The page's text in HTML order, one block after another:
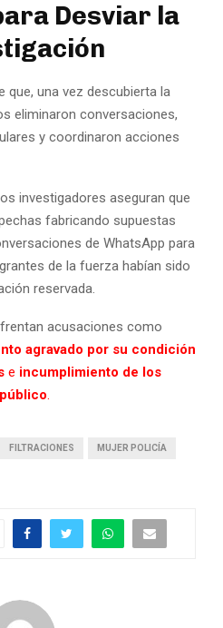
Desviar la
que, una vez descubierta la
eliminaron conversaciones,
y coordinaron acciones
investigadores aseguran que
fabricando supuestas
de WhatsApp para
de la fuerza habían sido
reservada.
acusaciones como
agravado por su condición
e incumplimiento de los
.
FILTRACIONES MUJER POLICÍA